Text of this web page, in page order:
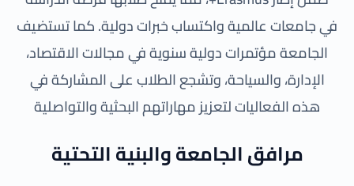
في جامعات عالمية واكتساب خبرات دولية. كما تستضيف
الجامعة مؤتمرات دولية سنوية في مجالات الاقتصاد،
الإدارة، والسياحة، وتشجع الطلاب على المشاركة في
هذه الفعاليات لتعزيز مهاراتهم البحثية والتواصلية
مرافق الجامعة والبنية التحتية